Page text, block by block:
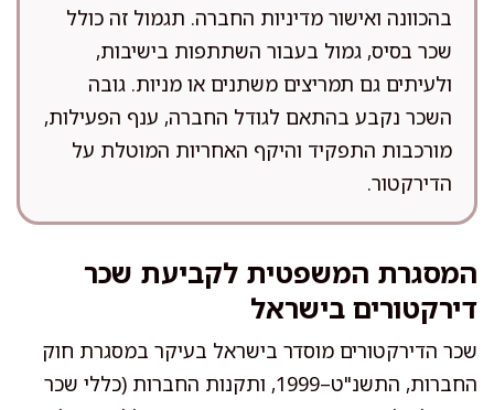
בהכוונה ואישור מדיניות החברה. תגמול זה כולל
שכר בסיס, גמול בעבור השתתפות בישיבות,
ולעיתים גם תמריצים משתנים או מניות. גובה
השכר נקבע בהתאם לגודל החברה, ענף הפעילות,
מורכבות התפקיד והיקף האחריות המוטלת על
הדירקטור.
המסגרת המשפטית לקביעת שכר
דירקטורים בישראל
שכר הדירקטורים מוסדר בישראל בעיקר במסגרת חוק
החברות, התשנ"ט–1999, ותקנות החברות (כללי שכר